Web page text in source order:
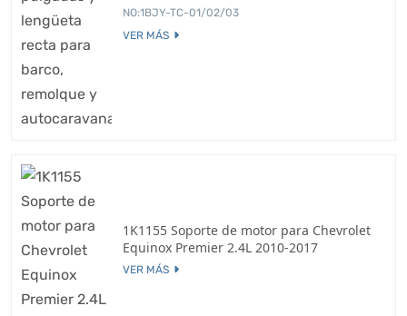
NO:1BJY-TC-01/02/03
VER MÁS
1K1155 Soporte de motor para Chevrolet
Equinox Premier 2.4L 2010-2017
VER MÁS